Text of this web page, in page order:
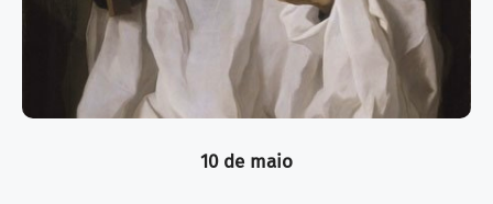
10 de maio